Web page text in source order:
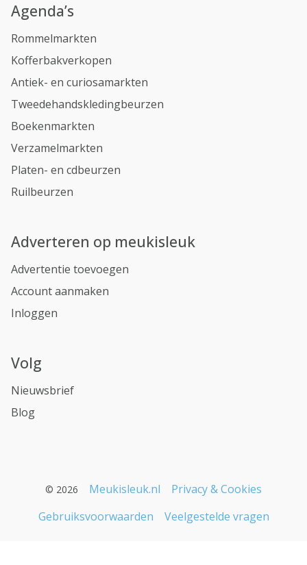
Agenda’s
Rommelmarkten
Kofferbakverkopen
Antiek- en curiosamarkten
Tweedehandskledingbeurzen
Boekenmarkten
Verzamelmarkten
Platen- en cdbeurzen
Ruilbeurzen
Adverteren op meukisleuk
Advertentie toevoegen
Account aanmaken
Inloggen
Volg
Nieuwsbrief
Blog
© 2026 Meukisleuk.nl
Privacy & Cookies
Gebruiksvoorwaarden
Veelgestelde vragen